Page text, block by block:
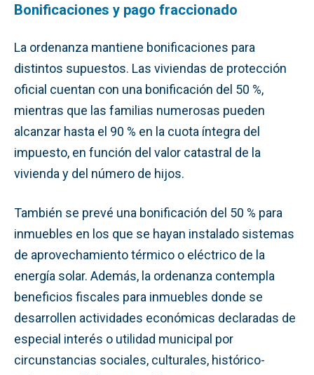
Bonificaciones y pago fraccionado
La ordenanza mantiene bonificaciones para
distintos supuestos. Las viviendas de protección
oficial cuentan con una bonificación del 50 %,
mientras que las familias numerosas pueden
alcanzar hasta el 90 % en la cuota íntegra del
impuesto, en función del valor catastral de la
vivienda y del número de hijos.
También se prevé una bonificación del 50 % para
inmuebles en los que se hayan instalado sistemas
de aprovechamiento térmico o eléctrico de la
energía solar. Además, la ordenanza contempla
beneficios fiscales para inmuebles donde se
desarrollen actividades económicas declaradas de
especial interés o utilidad municipal por
circunstancias sociales, culturales, histórico-